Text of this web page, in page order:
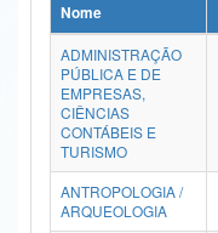
Ministério da Ciência,
Ministério do Meio Ambiente
Ministério do Turismo
Ministério do Desenvolvimento
Controladoria-Geral da União
Nome
ADMINISTRAÇÃO
PÚBLICA E DE
EMPRESAS,
CIÊNCIAS
CONTÁBEIS E
TURISMO
ANTROPOLOGIA /
ARQUEOLOGIA